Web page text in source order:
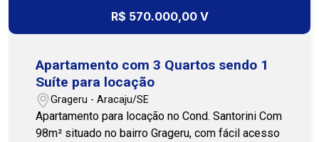
R$ 570.000,00 V
Apartamento com 3 Quartos sendo 1
Suíte para locação
Grageru - Aracaju/SE
Apartamento para locação no Cond. Santorini Com
98m² situado no bairro Grageru, com fácil acesso